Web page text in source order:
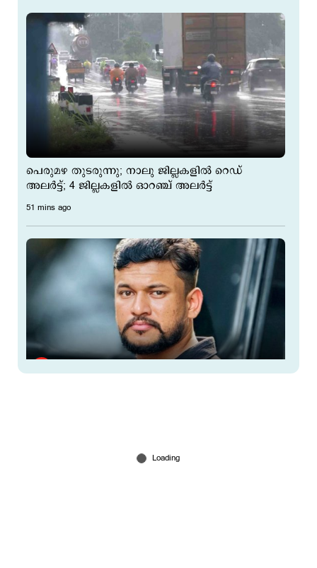
പെരുമഴ തുടരുന്നു; നാലു ജില്ലകളില്‍ റെഡ്
അലര്‍ട്ട്; 4 ജില്ലകളില്‍ ഓറഞ്ച് അലര്‍ട്ട്
51 mins ago